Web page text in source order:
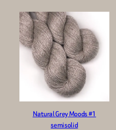
Natural Grey Moods #1
semisolid